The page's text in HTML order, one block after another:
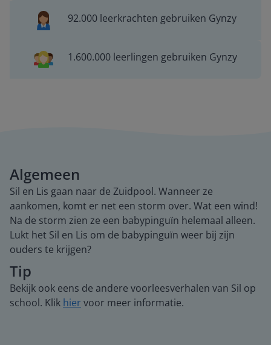
92.000 leerkrachten gebruiken Gynzy
1.600.000 leerlingen gebruiken Gynzy
Algemeen
Sil en Lis gaan naar de Zuidpool. Wanneer ze
aankomen, komt er net een storm over. Wat een wind!
Na de storm zien ze een babypinguïn helemaal alleen.
Lukt het Sil en Lis om de babypinguïn weer bij zijn
ouders te krijgen?
Tip
Bekijk ook eens de andere voorleesverhalen van Sil op
school. Klik hier voor meer informatie.